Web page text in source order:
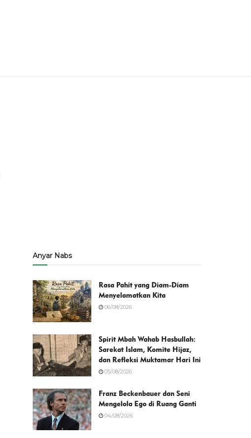
Anyar Nabs
Rasa Pahit yang Diam-Diam
Menyelamatkan Kita
06/08/2026
Spirit Mbah Wahab Hasbullah:
Sarekat Islam, Komite Hijaz,
dan Refleksi Muktamar Hari Ini
05/08/2026
Franz Beckenbauer dan Seni
Mengelola Ego di Ruang Ganti
04/08/2026